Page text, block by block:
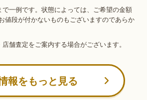
一例です。状態によっては、ご希望の金額
値段が付かないものもございますのであらか
舗査定をご案内する場合がございます。
報をもっと見る